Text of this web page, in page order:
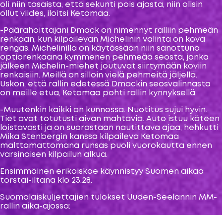
oli niin tasaista, että sekunti pois ajasta, niin olisin
ollut viides, iloitsi Ketomaa.
-Päärahoittajani Dmack on nimennyt ralliin pehmeän
renkaan, kun kilpailevan Michelinin valinta on kova
rengas. Michelinillä on käytössään niin sanottuna
optiorenkaana kymmenen pehmeää seosta, jonka
jälkeen Michelin-miehet joutuvat siirtymään koviin
renkaisiin. Meillä on silloin vielä pehmeitä jäljellä.
Uskon, että rallin edetessä Dmackin seosvalinnasta
on meille etua, Ketomaa pohti rallin kynnyksellä.
-Muutenkin kaikki on kunnossa. Nuotitus sujui hyvin.
Tiet ovat totutusti aivan mahtavia. Auto istuu käteen
loistavasti ja on suorastaan nautittava ajaa, hehkutti
Mika Stenbergin kanssa kilpaileva Ketomaa
malttamattomana runsas puoli vuorokautta ennen
varsinaisen kilpailun alkua.
Ensimmäinen erikoiskoe käynnistyy Suomen aikaa
torstai-iltana klo 23.28.
Suomalaiskuljettajien tulokset Uuden-Seelannin MM-
rallin aika-ajossa: